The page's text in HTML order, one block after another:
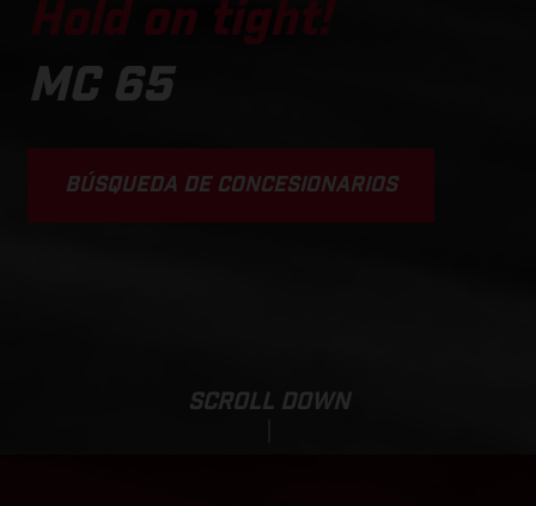
Hold on tight!
MC 65
BÚSQUEDA DE CONCESIONARIOS
SCROLL DOWN